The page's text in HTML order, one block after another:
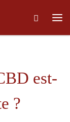
est-
?